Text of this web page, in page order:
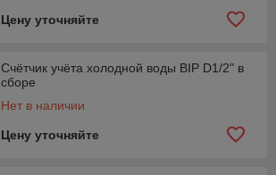
Цену уточняйте
Счётчик учёта холодной воды BIP D1/2" в
сборе
Нет в наличии
Цену уточняйте